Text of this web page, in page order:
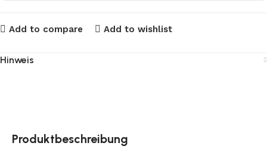
Add to compare Add to wishlist
Hinweis
Produktbeschreibung